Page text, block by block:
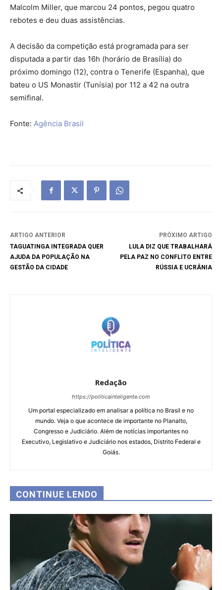
Malcolm Miller, que marcou 24 pontos, pegou quatro
rebotes e deu duas assistências.
A decisão da competição está programada para ser
disputada a partir das 16h (horário de Brasília) do
próximo domingo (12), contra o Tenerife (Espanha), que
bateu o US Monastir (Tunísia) por 112 a 42 na outra
semifinal.
Fonte: Agência Brasil
ARTIGO ANTERIOR
TAGUATINGA INTEGRADA QUER
AJUDA DA POPULAÇÃO NA
GESTÃO DA CIDADE
PRÓXIMO ARTIGO
LULA DIZ QUE TRABALHARÁ
PELA PAZ NO CONFLITO ENTRE
RÚSSIA E UCRÂNIA
Redação
https://politicainteligente.com
Um portal especializado em analisar a política no Brasil e no
mundo. Veja o que acontece de importante no Planalto,
Congresso e Judiciário. Além de notícias importantes no
Executivo, Legislativo e Judiciário nos estados, Distrito Federal e
Goiás.
CONTINUE LENDO